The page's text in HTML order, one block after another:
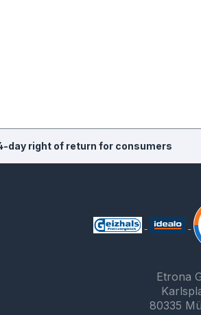
day right of return for consumers
Etrona
80335